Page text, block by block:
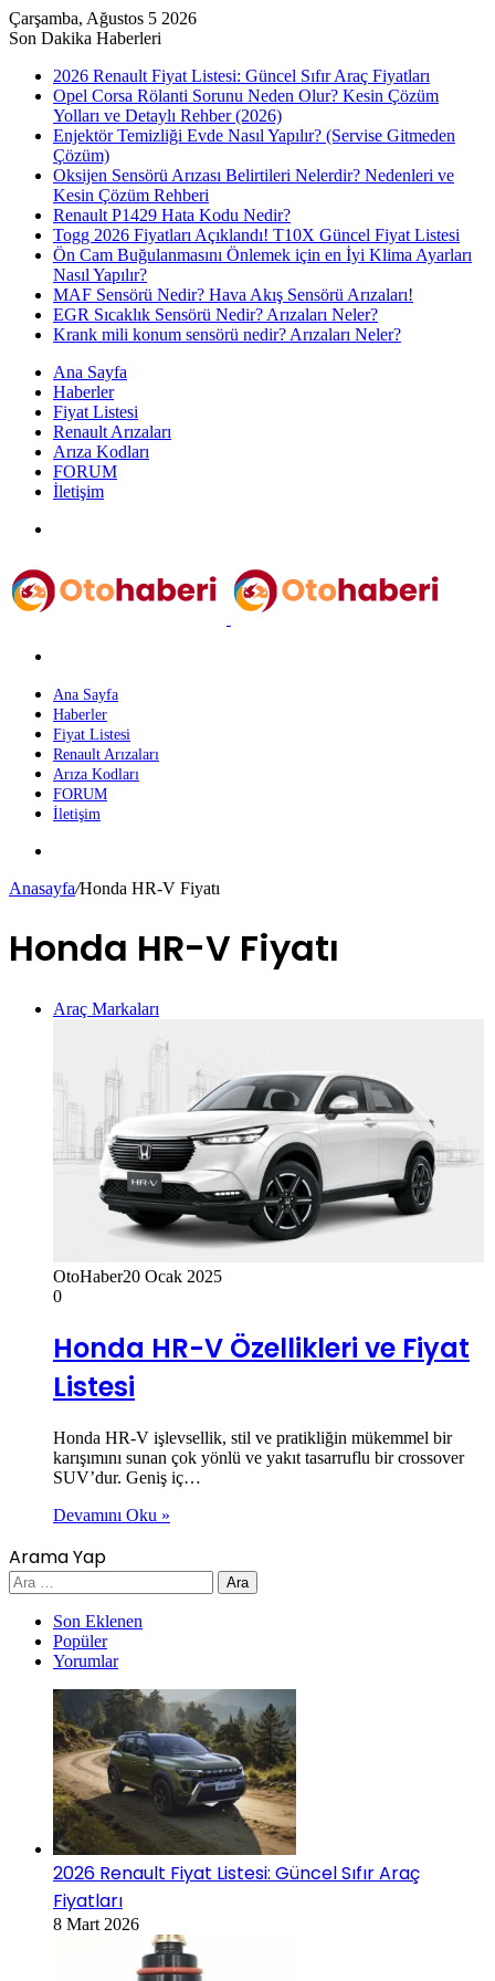
Çarşamba, Ağustos 5 2026
Son Dakika Haberleri
2026 Renault Fiyat Listesi: Güncel Sıfır Araç Fiyatları
Opel Corsa Rölanti Sorunu Neden Olur? Kesin Çözüm
Yolları ve Detaylı Rehber (2026)
Enjektör Temizliği Evde Nasıl Yapılır? (Servise Gitmeden
Çözüm)
Oksijen Sensörü Arızası Belirtileri Nelerdir? Nedenleri ve
Kesin Çözüm Rehberi
Renault P1429 Hata Kodu Nedir?
Togg 2026 Fiyatları Açıklandı! T10X Güncel Fiyat Listesi
Ön Cam Buğulanmasını Önlemek için en İyi Klima Ayarları
Nasıl Yapılır?
MAF Sensörü Nedir? Hava Akış Sensörü Arızaları!
EGR Sıcaklık Sensörü Nedir? Arızaları Neler?
Krank mili konum sensörü nedir? Arızaları Neler?
Ana Sayfa
Haberler
Fiyat Listesi
Renault Arızaları
Arıza Kodları
FORUM
İletişim
...
Ana Sayfa
Haberler
Fiyat Listesi
Renault Arızaları
Arıza Kodları
FORUM
İletişim
değiştir
Anasayfa/Honda HR-V Fiyatı
Honda HR-V Fiyatı
Araç Markaları
OtoHaber20 Ocak 2025
0
Honda HR-V Özellikleri ve Fiyat
Listesi
Honda HR-V işlevsellik, stil ve pratikliğin mükemmel bir
karışımını sunan çok yönlü ve yakıt tasarruflu bir crossover
SUV’dur. Geniş iç…
Devamını Oku »
Arama Yap
Arama:
Son Eklenen
Popüler
Yorumlar
2026 Renault Fiyat Listesi: Güncel Sıfır Araç
Fiyatları
8 Mart 2026